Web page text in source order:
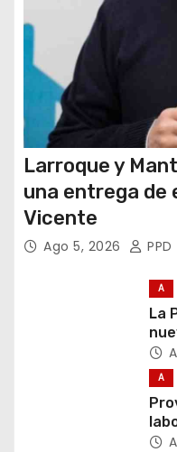
s
Larroque y
una entrega de
Vicente
Ago 5, 2026 PPD
A
La
A
de